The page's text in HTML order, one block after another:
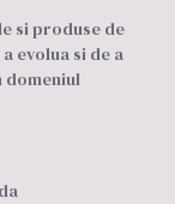
si produse de
evolua si de a
domeniul